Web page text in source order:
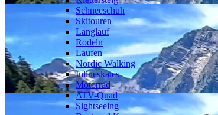
Schneeschuh
Skitouren
Langlauf
Rodeln
Laufen
Nordic Walking
Inlineskates
Motorrad
ATV-Quad
Sightseeing